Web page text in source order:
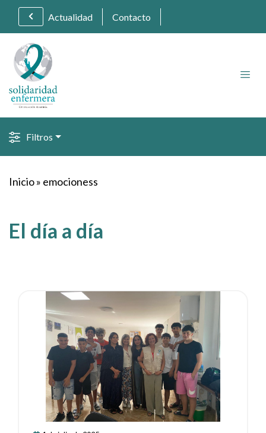
Actualidad Contacto
Filtros
Inicio» emocioness
El día a día